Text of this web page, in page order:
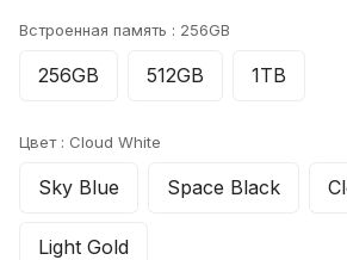
Встроенная память : 256GB
256GB 512GB 1TB
Цвет : Cloud White
Sky Blue Space Black
Light Gold